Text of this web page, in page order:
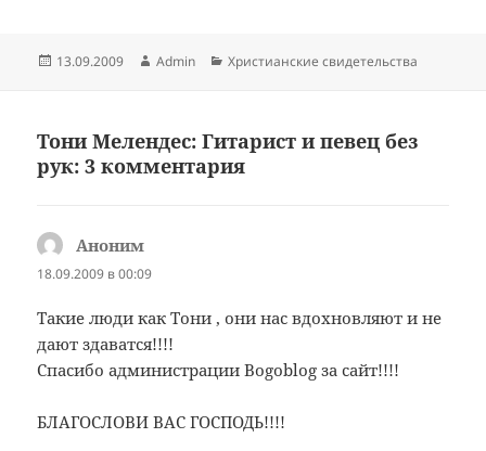
Опубликовано
13.09.2009 Автор
Admin Рубрики
Христианские свидетельства
Тони Мелендес: Гитарист и певец без
рук: 3 комментария
Аноним
18.09.2009 в 00:09
Такие люди как Тони , они нас вдохновляют и не
дают здаватся!!!!
Спасибо администрации Bogoblog за сайт!!!!
БЛАГОСЛОВИ ВАС ГОСПОДЬ!!!!